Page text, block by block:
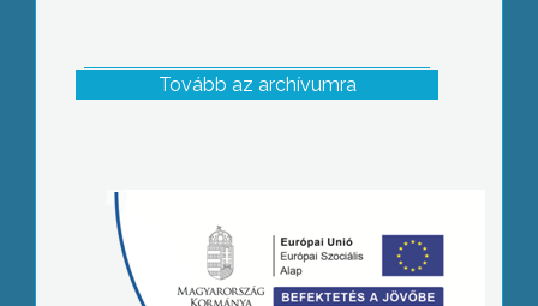
Tovább az archívumra